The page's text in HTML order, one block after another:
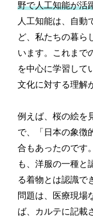
野で人工知能が活
人工知能は、自動
ど、私たちの暮ら
います。これまで
を中心に学習して
文化に対する理解
例えば、桜の絵を
で、「日本の象徴
合もあったのです
も、洋服の一種と
る着物とは認識で
問題は、医療現場
ば、カルテに記載